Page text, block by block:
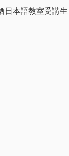
日本語教室受講生